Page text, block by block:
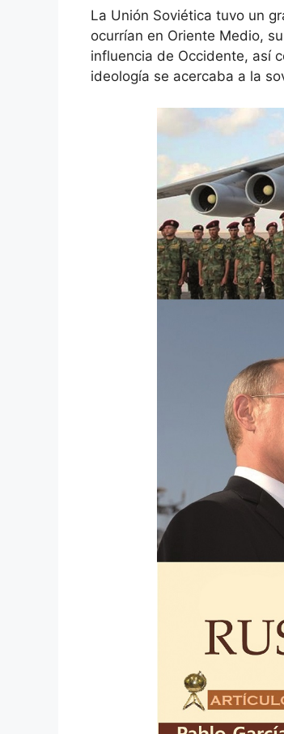
La Unión Soviética tuvo un
ocurrían en Oriente Medio,
influencia de Occidente, así
ideología se acercaba a la